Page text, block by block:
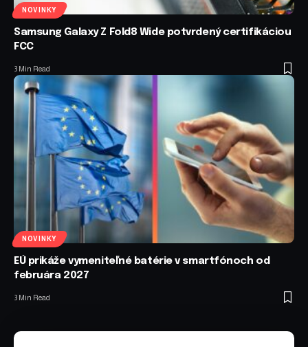
NOVINKY
Samsung Galaxy Z Fold8 Wide potvrdený certifikáciou
FCC
3 Min Read
NOVINKY
EÚ prikáže vymeniteľné batérie v smartfónoch od
februára 2027
3 Min Read